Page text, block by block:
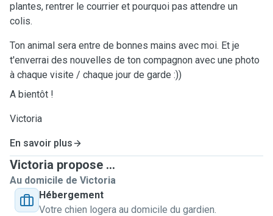
plantes, rentrer le courrier et pourquoi pas attendre un
colis.
Ton animal sera entre de bonnes mains avec moi. Et je
t'enverrai des nouvelles de ton compagnon avec une photo
à chaque visite / chaque jour de garde :))
A bientôt !
Victoria
En savoir plus
Victoria propose ...
Au domicile de Victoria
Hébergement
Votre chien logera au domicile du gardien.